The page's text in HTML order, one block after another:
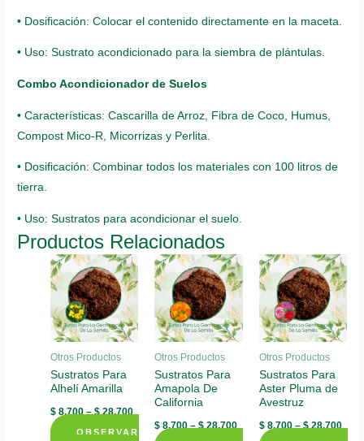
• Dosificación: Colocar el contenido directamente en la maceta.
• Uso: Sustrato acondicionado para la siembra de plántulas.
Combo Acondicionador de Suelos
• Características: Cascarilla de Arroz, Fibra de Coco, Humus,
Compost Mico-R, Micorrizas y Perlita.
• Dosificación: Combinar todos los materiales con 100 litros de
tierra.
• Uso: Sustratos para acondicionar el suelo.
Productos Relacionados
Otros Productos
Sustratos Para
Alhelí Amarilla
$ 8.700–$28.700
OBSERVAR
Otros Productos
Sustratos Para
Amapola De
California
$ 8.700–$28.700
Otros Productos
Sustratos Para
Aster Pluma de
Avestruz
$8.700–$28.700